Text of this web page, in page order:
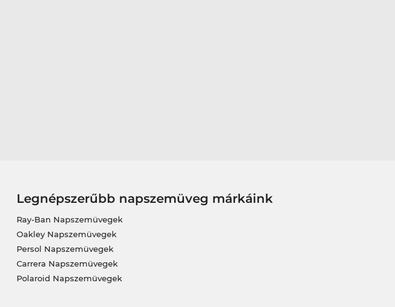
Legnépszerűbb napszemüveg márkáink
Ray-Ban Napszemüvegek
Oakley Napszemüvegek
Persol Napszemüvegek
Carrera Napszemüvegek
Polaroid Napszemüvegek